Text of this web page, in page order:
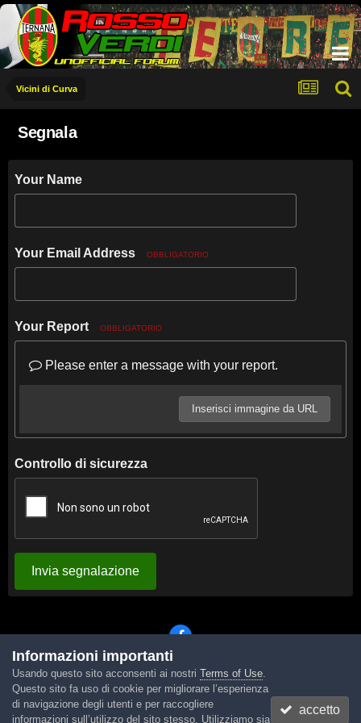
Vicini di Curva
Segnala
Your Name
Your Email Address OBBLIGATORIO
Your Report OBBLIGATORIO
Please enter a message with your report.
Inserisci immagine da URL
Controllo di sicurezza
Invia segnalazione
Lingua Tema Contattaci Cookies
Powered by Invision Community
Informazioni importanti
Usando questo sito acconsenti ai nostri Terms of Use.
Questo sito fa uso di cookie per migliorare l’esperienza
di navigazione degli utenti e per raccogliere
informazioni sull’utilizzo del sito stesso. Utilizziamo sia
accetto